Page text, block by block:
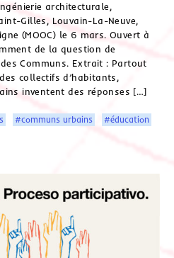
architecturale,
Gilles, Louvain-La-Neuve,
(MOOC) le 6 mars. Ouvert à
de la question de
Communs. Extrait : Partout
collectifs d’habitants,
inventent des réponses […]
#communs urbains
#éducation